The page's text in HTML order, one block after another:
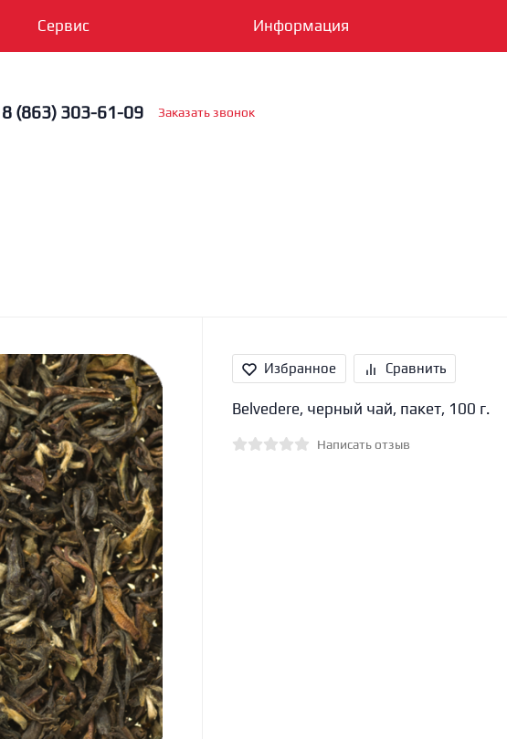
Сервис Информация
8 (863) 303-61-09 Заказать звонок
Избранное Сравнить
Belvedere, черный чай, пакет, 100 г.
Написать отзыв